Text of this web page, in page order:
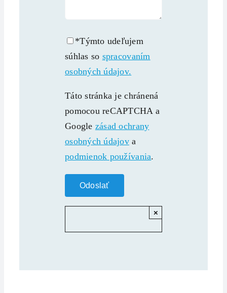
*Týmto udeľujem
súhlas so spracovaním
osobných údajov.
Táto stránka je chránená
pomocou reCAPTCHA a
Google zásad ochrany
osobných údajov a
podmienok používania.
×